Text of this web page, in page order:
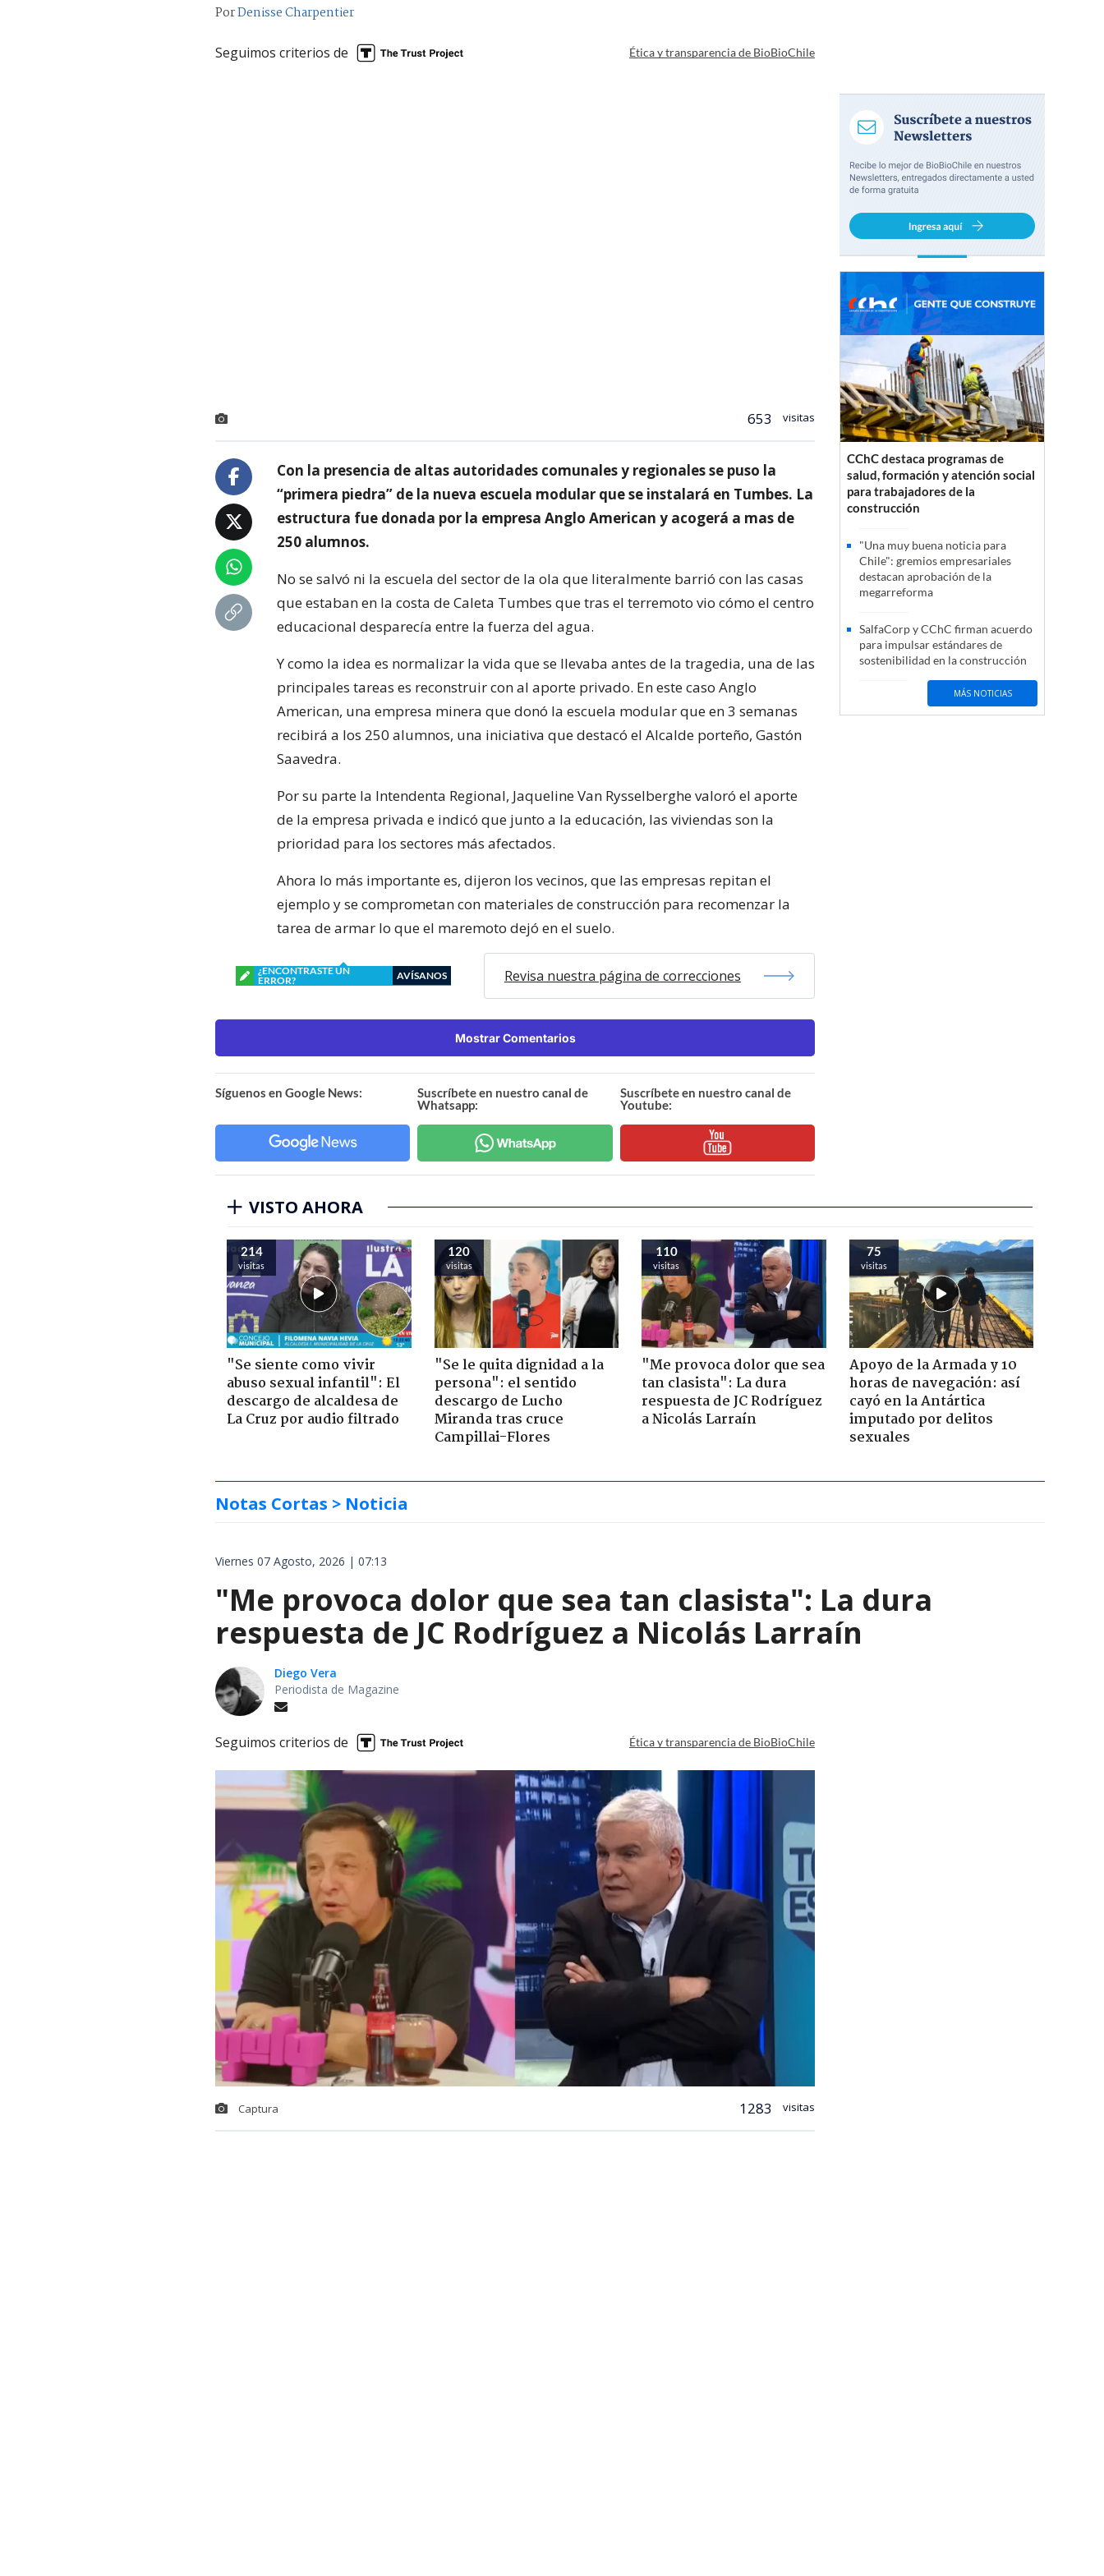
PorDenisse Charpentier
Seguimos criterios de Ética y transparencia de BioBioChile
653 visitas
Con la presencia de altas autoridades comunales y regionales se puso la
“primera piedra” de la nueva escuela modular que se instalará en Tumbes. La
estructura fue donada por la empresa Anglo American y acogerá a mas de
250 alumnos.
No se salvó ni la escuela del sector de la ola que literalmente barrió con las casas
que estaban en la costa de Caleta Tumbes que tras el terremoto vio cómo el centro
educacional desparecía entre la fuerza del agua.
Y como la idea es normalizar la vida que se llevaba antes de la tragedia, una de las
principales tareas es reconstruir con al aporte privado. En este caso Anglo
American, una empresa minera que donó la escuela modular que en 3 semanas
recibirá a los 250 alumnos, una iniciativa que destacó el Alcalde porteño, Gastón
Saavedra.
Por su parte la Intendenta Regional, Jaqueline Van Rysselberghe valoró el aporte
de la empresa privada e indicó que junto a la educación, las viviendas son la
prioridad para los sectores más afectados.
Ahora lo más importante es, dijeron los vecinos, que las empresas repitan el
ejemplo y se comprometan con materiales de construcción para recomenzar la
tarea de armar lo que el maremoto dejó en el suelo.
¿ENCONTRASTE UN
ERROR?
AVÍSANOS Revisa nuestra página de correcciones
Mostrar Comentarios
Síguenos en Google News:
Suscríbete en nuestro canal de
Whatsapp:
Suscríbete en nuestro canal de
Youtube:
CChC destaca programas de
salud, formación y atención social
para trabajadores de la
construcción
"Una muy buena noticia para
Chile": gremios empresariales
destacan aprobación de la
megarreforma
SalfaCorp y CChC firman acuerdo
para impulsar estándares de
sostenibilidad en la construcción
MÁS NOTICIAS
VISTO AHORA
214
visitas
"Se siente como vivir
abuso sexual infantil": El
descargo de alcaldesa de
La Cruz por audio filtrado
120
visitas
"Se le quita dignidad a la
persona": el sentido
descargo de Lucho
Miranda tras cruce
Campillai-Flores
110
visitas
"Me provoca dolor que sea
tan clasista": La dura
respuesta de JC Rodríguez
a Nicolás Larraín
75
visitas
Apoyo de la Armada y 10
horas de navegación: así
cayó en la Antártica
imputado por delitos
sexuales
Notas Cortas > Noticia
Viernes 07 Agosto, 2026 | 07:13
"Me provoca dolor que sea tan clasista": La dura
respuesta de JC Rodríguez a Nicolás Larraín
Diego Vera
Periodista de Magazine
Seguimos criterios de Ética y transparencia de BioBioChile
Captura 1283 visitas